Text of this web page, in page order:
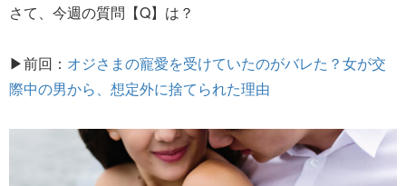
さて、今週の質問【Q】は？
▶前回： オジさまの寵愛を受けていたのがバレた？女が交
際中の男から、想定外に捨てられた理由